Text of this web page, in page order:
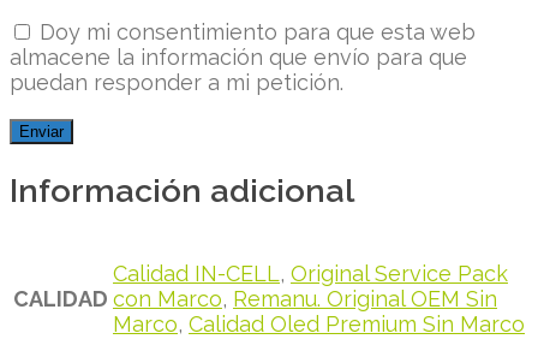
Doy mi consentimiento para que esta web
almacene la información que envío para que
puedan responder a mi petición.
Información adicional
CALIDAD
Calidad IN-CELL, Original Service Pack
con Marco, Remanu. Original OEM Sin
Marco, Calidad Oled Premium Sin Marco